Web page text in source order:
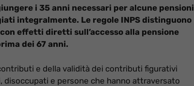
i 35 anni necessari per alcune pensioni
integralmente. Le regole INPS distinguono
effetti diretti sull’accesso alla pensione
dei 67 anni.
e della validità dei contributi figurativi
e persone che hanno attraversato